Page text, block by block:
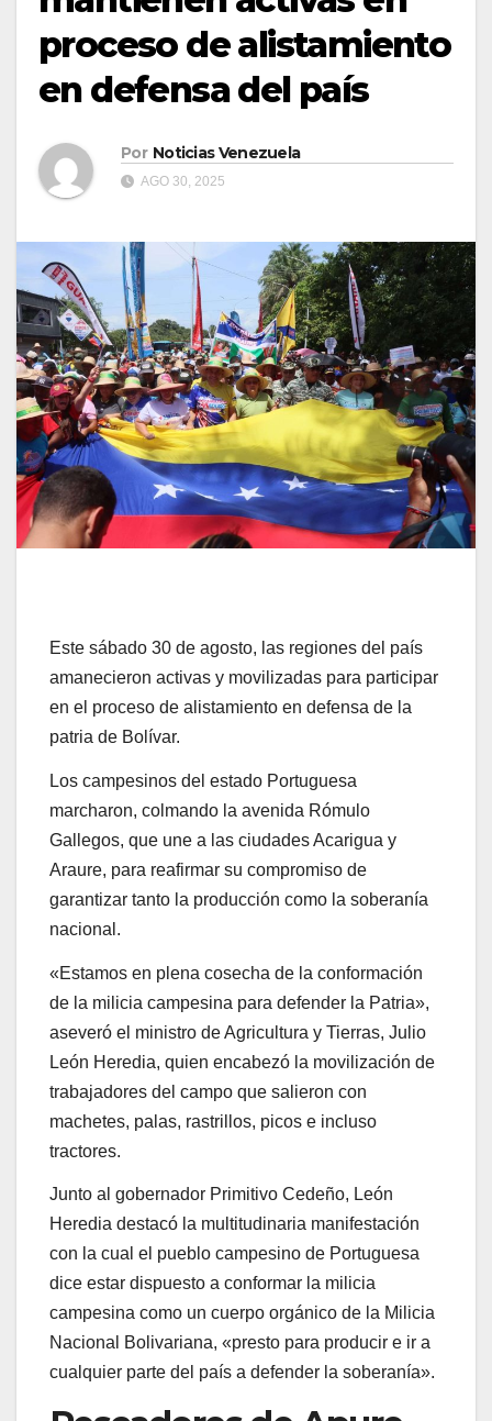
proceso de alistamiento
en defensa del país
Por Noticias Venezuela
AGO 30, 2025
Este sábado 30 de agosto, las regiones del país
amanecieron activas y movilizadas para participar
en el proceso de alistamiento en defensa de la
patria de Bolívar.
Los campesinos del estado Portuguesa
marcharon, colmando la avenida Rómulo
Gallegos, que une a las ciudades Acarigua y
Araure, para reafirmar su compromiso de
garantizar tanto la producción como la soberanía
nacional.
«Estamos en plena cosecha de la conformación
de la milicia campesina para defender la Patria»,
aseveró el ministro de Agricultura y Tierras, Julio
León Heredia, quien encabezó la movilización de
trabajadores del campo que salieron con
machetes, palas, rastrillos, picos e incluso
tractores.
Junto al gobernador Primitivo Cedeño, León
Heredia destacó la multitudinaria manifestación
con la cual el pueblo campesino de Portuguesa
dice estar dispuesto a conformar la milicia
campesina como un cuerpo orgánico de la Milicia
Nacional Bolivariana, «presto para producir e ir a
cualquier parte del país a defender la soberanía».